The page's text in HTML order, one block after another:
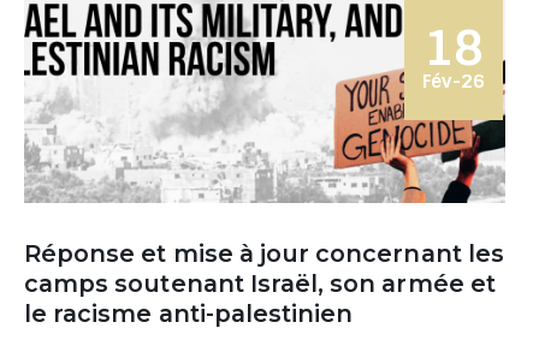
18
Fév-26
Réponse et mise à jour concernant les
camps soutenant Israël, son armée et
le racisme anti-palestinien